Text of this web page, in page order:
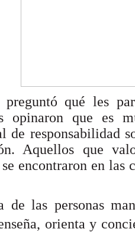
preguntó qué les
opinaron que es
de responsabilidad
Aquellos que
encontraron en las
de las personas
orienta y